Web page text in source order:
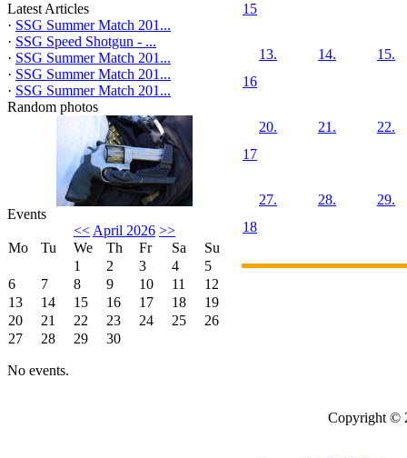
Latest Articles
· SSG Summer Match 201...
· SSG Speed Shotgun - ...
· SSG Summer Match 201...
· SSG Summer Match 201...
· SSG Summer Match 201...
Random photos
Events
<< April 2026 >>
Mo
Tu We Th Fr Sa
Su
1
2 3 4
5
6
7 8 9 10 11
12
13
14 15 16 17 18
19
20
21 22 23 24 25
26
27
28 29 30
No events.
15
16
13. 14. 15.
17
20. 21. 22.
18
27. 28. 29.
Copyright ©